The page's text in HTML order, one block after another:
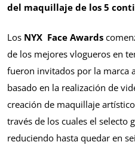
del maquillaje de los 5
Los NYX Face Awards
de los mejores vlogueros en
fueron invitados por la marca
basado en la realización de
creación de maquillaje
través de los cuales el selecto
reduciendo hasta quedar en